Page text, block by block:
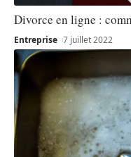
Divorce en ligne :
Entreprise 7 juillet 2022